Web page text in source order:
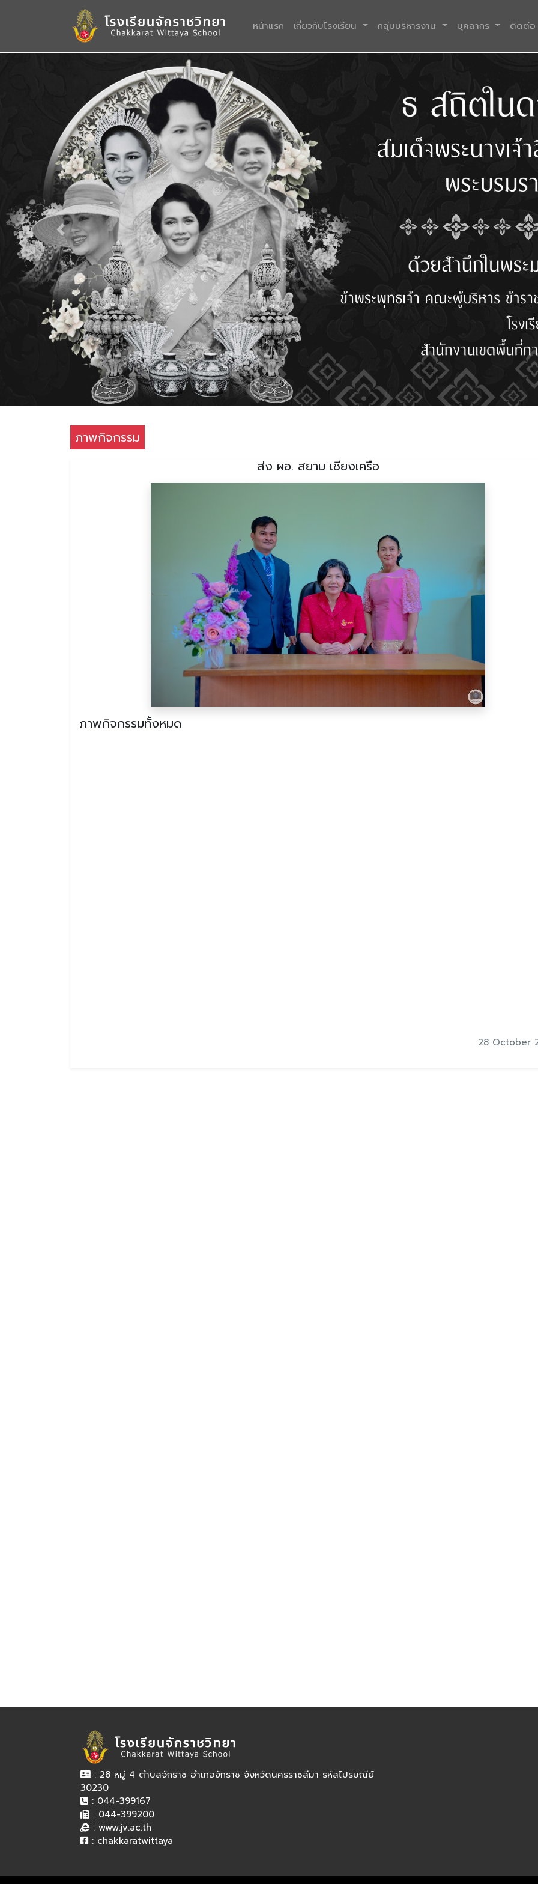
หน้าแรก (current)
เกี่ยวกับโรงเรียน กลุ่มบริหารงาน บุคลากร ติดต่อ
Previous
ภาพกิจกรรม
ส่ง ผอ. สยาม เชียงเครือ
ภาพกิจกรรมทั้งหมด
28 October
: 28 หมู่ 4 ตำบลจักราช อำเภอจักราช จังหวัดนครราชสีมา รหัสไปรษณีย์
30230
: 044-399167
: 044-399200
: www.jv.ac.th
: chakkaratwittaya